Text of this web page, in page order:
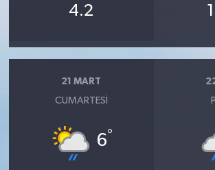
4.2
21 MART
CUMARTESI
6°